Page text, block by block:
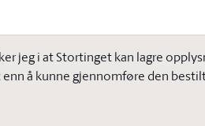
jeg i at Stortinget kan lagre
å kunne gjennomføre den